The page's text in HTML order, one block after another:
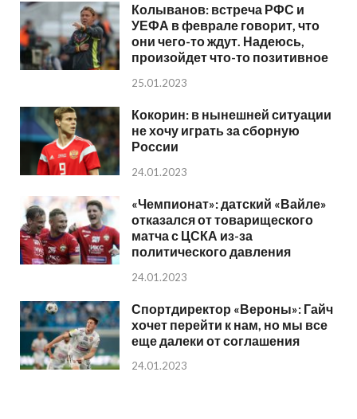
Колыванов: встреча РФС и
УЕФА в феврале говорит, что
они чего-то ждут. Надеюсь,
произойдет что-то позитивное
25.01.2023
Кокорин: в нынешней ситуации
не хочу играть за сборную
России
24.01.2023
«Чемпионат»: датский «Вайле»
отказался от товарищеского
матча с ЦСКА из-за
политического давления
24.01.2023
Спортдиректор «Вероны»: Гайч
хочет перейти к нам, но мы все
еще далеки от соглашения
24.01.2023